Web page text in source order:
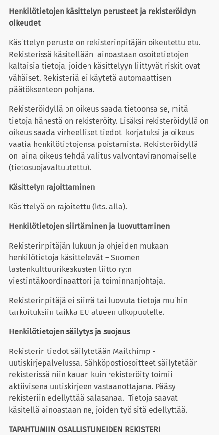
Henkilötietojen käsittelyn perusteet ja rekisteröidyn
oikeudet
Käsittelyn peruste on rekisterinpitäjän oikeutettu etu.
Rekisterissä käsitellään ainoastaan osoitetietojen
kaltaisia tietoja, joiden käsittelyyn liittyvät riskit ovat
vähäiset. Rekisteriä ei käytetä automaattisen
päätöksenteon pohjana.
Rekisteröidyllä on oikeus saada tietoonsa se, mitä
tietoja hänestä on rekisteröity. Lisäksi rekisteröidyllä on
oikeus saada virheelliset tiedot korjatuksi ja oikeus
vaatia henkilötietojensa poistamista. Rekisteröidyllä
on aina oikeus tehdä valitus valvontaviranomaiselle
(tietosuojavaltuutettu).
Käsittelyn rajoittaminen
Käsittelyä on rajoitettu (kts. alla).
Henkilötietojen siirtäminen ja luovuttaminen
Rekisterinpitäjän lukuun ja ohjeiden mukaan
henkilötietoja käsittelevät – Suomen
lastenkulttuurikeskusten liitto ry:n
viestintäkoordinaattori ja toiminnanjohtaja.
Rekisterinpitäjä ei siirrä tai luovuta tietoja muihin
tarkoituksiin taikka EU alueen ulkopuolelle.
Henkilötietojen säilytys ja suojaus
Rekisterin tiedot säilytetään Mailchimp -
uutiskirjepalvelussa. Sähköpostiosoitteet säilytetään
rekisterissä niin kauan kuin rekisteröity toimii
aktiivisena uutiskirjeen vastaanottajana. Pääsy
rekisteriin edellyttää salasanaa. Tietoja saavat
käsitellä ainoastaan ne, joiden työ sitä edellyttää.
TAPAHTUMIIN OSALLISTUNEIDEN REKISTERI